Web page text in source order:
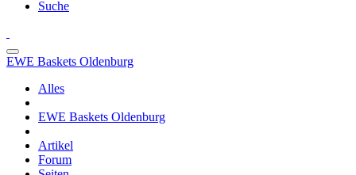
Suche
EWE Baskets Oldenburg
Alles
EWE Baskets Oldenburg
Artikel
Forum